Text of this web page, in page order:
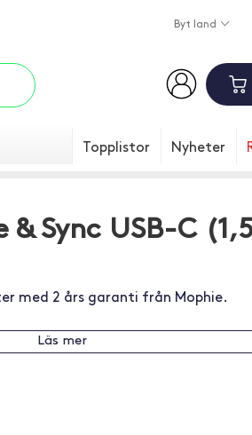
Byt land
Topplistor Nyheter
& Sync USB-C
med 2 års garanti från Mophie.
Läs mer